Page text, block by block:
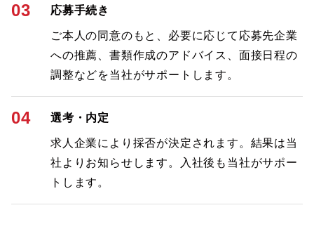
03 応募手続き
ご本人の同意のもと、必要に応じて応募先企業
への推薦、書類作成のアドバイス、面接日程の
調整などを当社がサポートします。
04 選考・内定
求人企業により採否が決定されます。結果は当
社よりお知らせします。入社後も当社がサポー
トします。